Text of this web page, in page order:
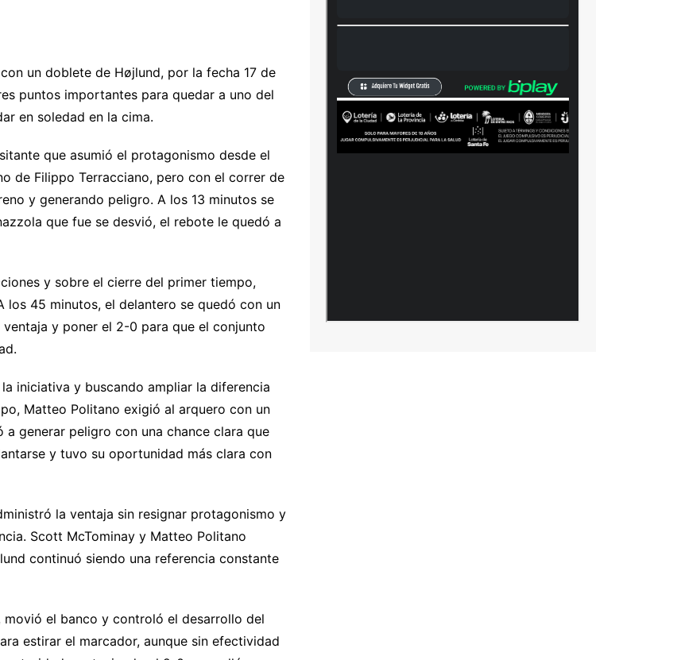
un doblete de Højlund, por la fecha 17 de
puntos importantes para quedar a uno del
en soledad en la cima.
que asumió el protagonismo desde el
de Filippo Terracciano, pero con el correr de
y generando peligro. A los 13 minutos se
que fue se desvió, el rebote le quedó a
y sobre el cierre del primer tiempo,
45 minutos, el delantero se quedó con un
y poner el 2-0 para que el conjunto
iniciativa y buscando ampliar la diferencia
Matteo Politano exigió al arquero con un
generar peligro con una chance clara que
y tuvo su oportunidad más clara con
la ventaja sin resignar protagonismo y
Scott McTominay y Matteo Politano
continuó siendo una referencia constante
el banco y controló el desarrollo del
estirar el marcador, aunque sin efectividad